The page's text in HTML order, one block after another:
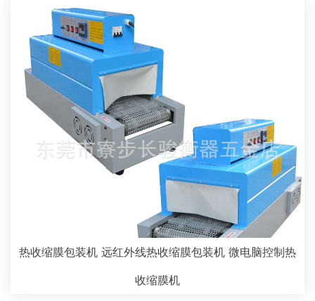
热收缩膜包装机 远红外线热收缩膜包装机 微电脑控制热
收缩膜机